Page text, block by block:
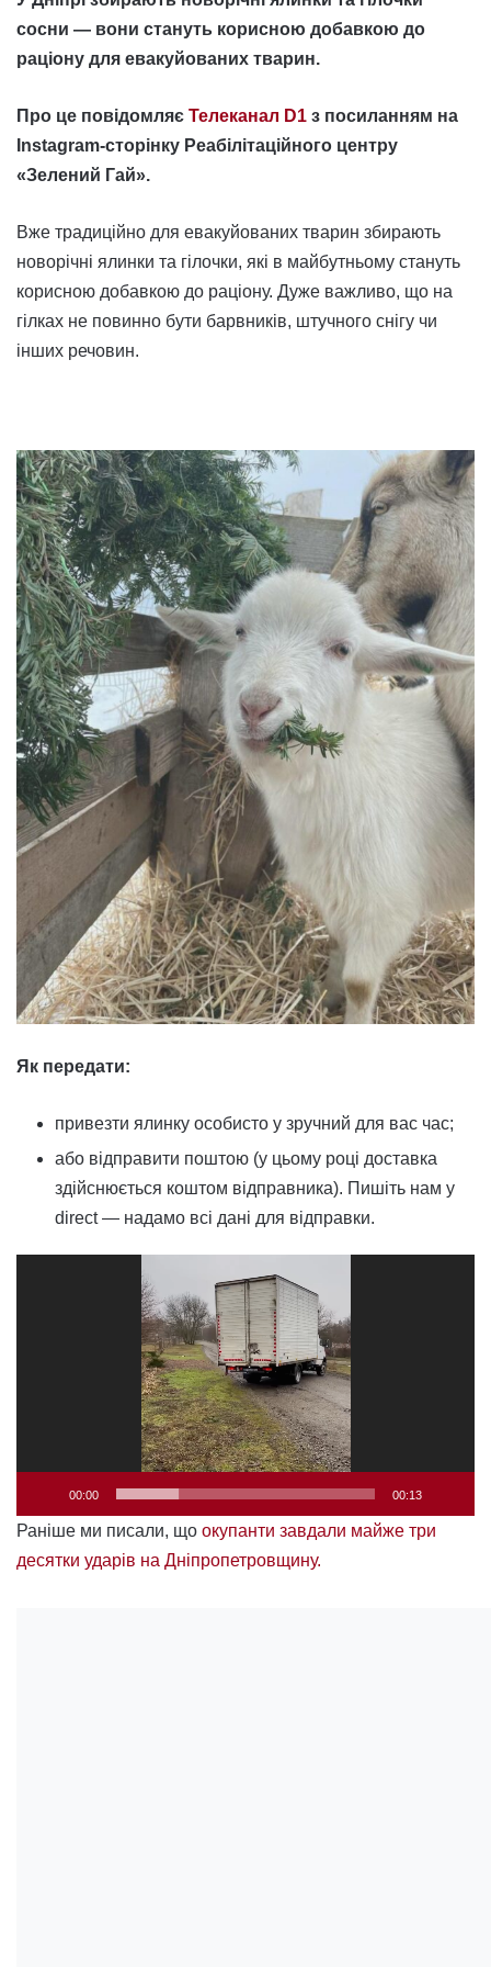
сосни — вони стануть корисною добавкою до
раціону для евакуйованих тварин.
Про це повідомляє Телеканал D1 з посиланням на
Instagram-cторінку Реабілітаційного центру
«Зелений Гай».
Вже традиційно для евакуйованих тварин збирають
новорічні ялинки та гілочки, які в майбутньому стануть
корисною добавкою до раціону. Дуже важливо, що на
гілках не повинно бути барвників, штучного снігу чи
інших речовин.
Як передати:
привезти ялинку особисто у зручний для вас час;
або відправити поштою (у цьому році доставка
здійснюється коштом відправника). Пишіть нам у
direct — надамо всі дані для відправки.
00:00 00:13
Раніше ми писали, що окупанти завдали майже три
десятки ударів на Дніпропетровщину.